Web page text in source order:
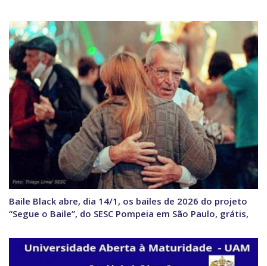
Baile Black abre, dia 14/1, os bailes de 2026 do projeto
“Segue o Baile”, do SESC Pompeia em São Paulo, grátis,